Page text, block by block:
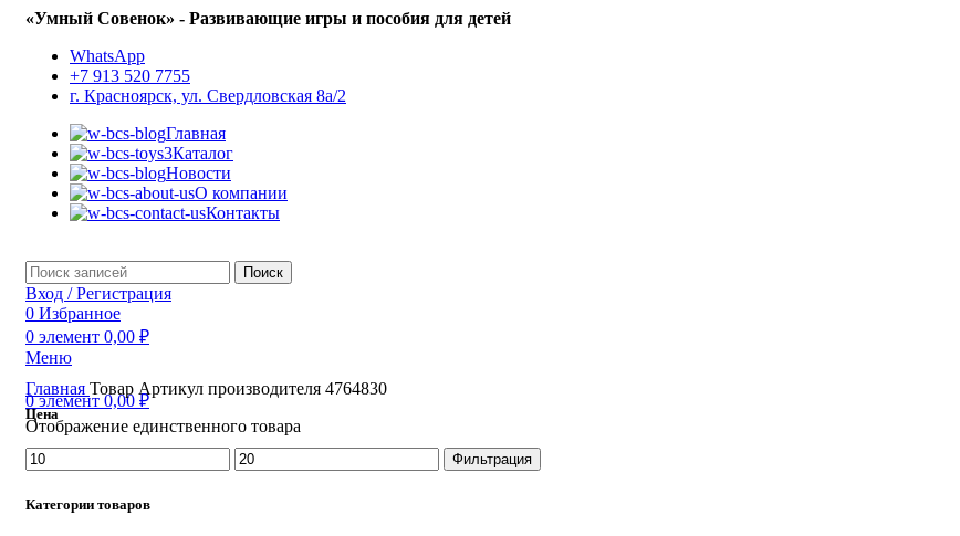
«Умный Совенок» - Развивающие игры и пособия для детей
WhatsApp
+7 913 520 7755
г. Красноярск, ул. Свердловская 8а/2
Главная
Каталог
Новости
О компании
Контакты
Поиск
Вход / Регистрация
0 Избранное
0 элемент 0,00 ₽
Меню
0элемент 0,00₽
Главная Товар Артикул производителя 4764830
Отображение единственного товара
Цена
Минимальная
цена
Максимальная
цена
Фильтрация
Категории товаров